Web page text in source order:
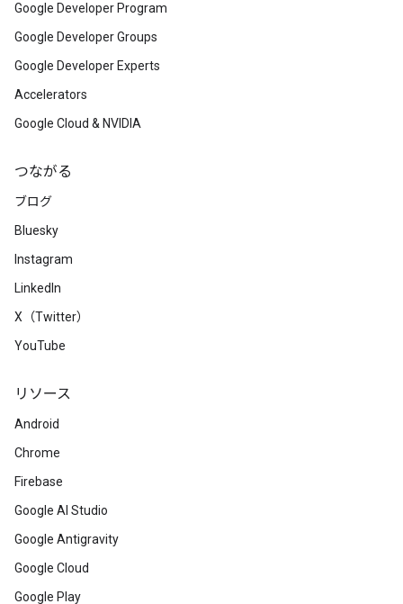
Google Developer Program
Google Developer Groups
Google Developer Experts
Accelerators
Google Cloud & NVIDIA
つながる
ブログ
Bluesky
Instagram
LinkedIn
X（Twitter）
YouTube
リソース
Android
Chrome
Firebase
Google AI Studio
Google Antigravity
Google Cloud
Google Play